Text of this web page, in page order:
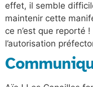
effet, il semble
maintenir cette
ce n’est que reporté
l’autorisation